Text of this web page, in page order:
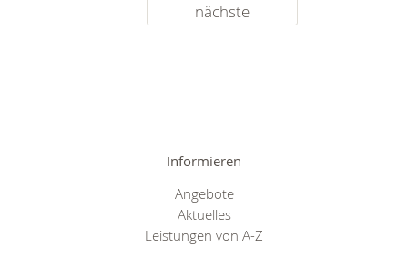
nächste
Informieren
Angebote
Aktuelles
Leistungen von A-Z